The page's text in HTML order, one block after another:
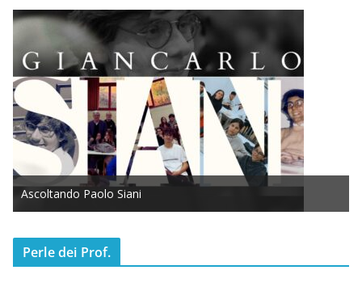
Ascoltando Paolo Siani
Perle dei Prof.